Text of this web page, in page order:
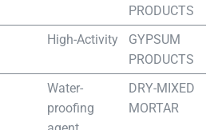
PRODUCTS
High-Activity
GYPSUM
PRODUCTS
Water-
proofing
DRY-MIXED
MORTAR